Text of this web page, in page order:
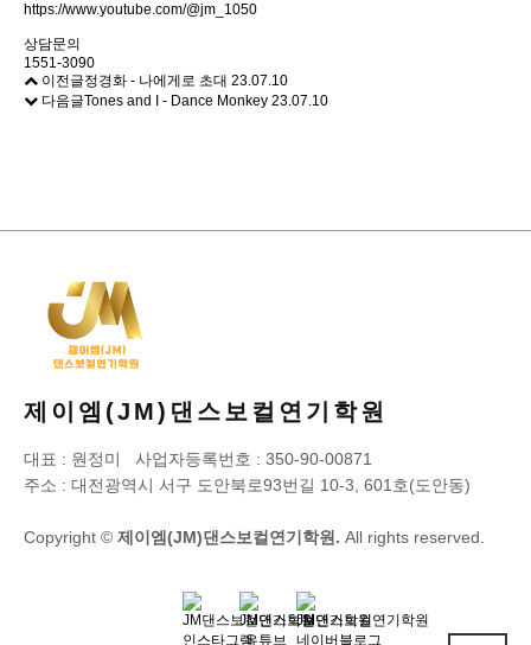
https://www.youtube.com/@jm_1050
상담문의
1551-3090
이전글정경화 - 나에게로 초대 23.07.10
다음글Tones and I - Dance Monkey 23.07.10
사이트 정보
제이엠(JM)댄스보컬연기학원
대표 : 원정미 사업자등록번호 : 350-90-00871
주소 : 대전광역시 서구 도안북로93번길 10-3, 601호(도안동)
Copyright © 제이엠(JM)댄스보컬연기학원. All rights reserved.